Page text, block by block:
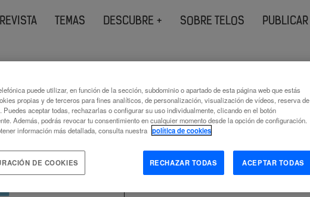
REVISTA TEMAS DESCUBRE + SOBRE TELOS PUBLICAR
comostartup
LAS TRES LLAVES
puede utilizar, en función de la sección, subdominio o apartado de esta página web que estás
propias y de terceros para fines analíticos, de personalización, visualización de vídeos, reserva de
Puedes aceptar todas, rechazarlas o configurar su uso individualmente, clicando en el botón
Además, podrás revocar tu consentimiento en cualquier momento desde la opción de configuración.
información más detallada, consulta nuestra política de cookies
RECHAZAR TODAS ACEPTAR TODAS
DE COOKIES